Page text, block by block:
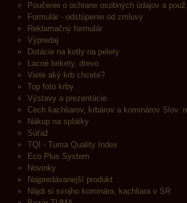
Poučenie o ochrane osobných údajov a
Formulár - odstúpenie od zmluvy
Reklamačný formulár
Výpredaj
Dotácie na kotly na pelety
Lacné brikety, drevo
Viete aký krb chcete?
Top foto krby
Výstavy a prezentácie
Cech kachliarov, krbárov a kominárov Slov.
Nákup na splátky
Súťaž
TQI - Tuma Quality Index
Eco Plus System
Novinky
Najpredávanejší produkt
Nájdi si svojho kominára, kachliara v SR